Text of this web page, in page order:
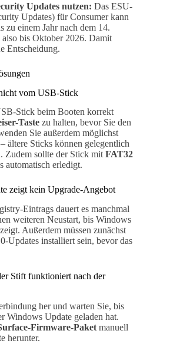
Updates nutzen: Das ESU-
Updates) für Consumer kann
zu einem Jahr nach dem 14.
bis Oktober 2026. Damit
Entscheidung.
vom USB-Stick
Stick beim Booten korrekt
Taste zu halten, bevor Sie den
Sie außerdem möglichst
– ältere Sticks können gelegentlich
Zudem sollte der Stick mitFAT32
automatisch erledigt.
zeigt kein Upgrade-Angebot
Eintrags dauert es manchmal
weiteren Neustart, bis Windows
Außerdem müssen zunächst
Updates installiert sein, bevor das
Stift funktioniert nach der
her und warten Sie, bis
Windows Update geladen hat.
Firmware-Paket manuell
herunter.